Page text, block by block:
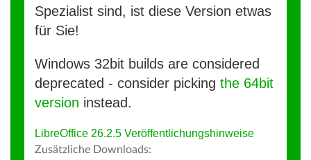
Spezialist sind, ist diese Version etwas
für Sie!
Windows 32bit builds are considered
deprecated - consider picking the 64bit
version instead.
LibreOffice 26.2.5 Veröffentlichungshinweise
Zusätzliche Downloads: